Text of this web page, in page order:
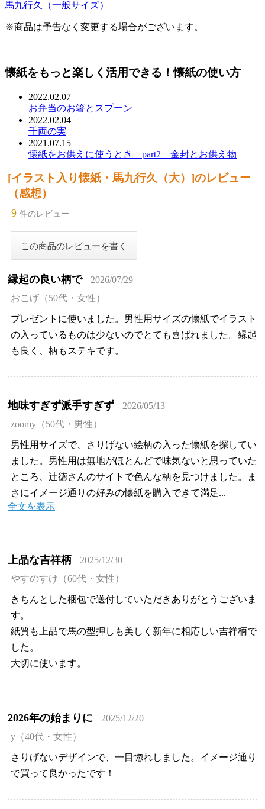
馬九行久（一般サイズ）
※商品は予告なく変更する場合がございます。
懐紙をもっと楽しく活用できる！懐紙の使い方
2022.02.07
お弁当のお箸とスプーン
2022.02.04
千両の実
2021.07.15
懐紙をお供えに使うとき part2 金封とお供え物
[イラスト入り懐紙・馬九行久（大）]のレビュー
（感想）
9 件のレビュー
縁起の良い柄で
2026/07/29
おこげ（50代・女性）
プレゼントに使いました。男性用サイズの懐紙でイラスト
の入っているものは少ないのでとても喜ばれました。縁起
も良く、柄もステキです。
地味すぎず派手すぎず
2026/05/13
zoomy（50代・男性）
男性用サイズで、さりげない絵柄の入った懐紙を探してい
ました。男性用は無地がほとんどで味気ないと思っていた
ところ、辻徳さんのサイトで色んな柄を見つけました。ま
さにイメージ通りの好みの懐紙を購入できて満足...
全文を表示
上品な吉祥柄
2025/12/30
やすのすけ（60代・女性）
きちんとした梱包で送付していただきありがとうございま
す。
紙質も上品で馬の型押しも美しく新年に相応しい吉祥柄で
した。
大切に使います。
2026年の始まりに
2025/12/20
y（40代・女性）
さりげないデザインで、一目惚れしました。イメージ通り
で買って良かったです！